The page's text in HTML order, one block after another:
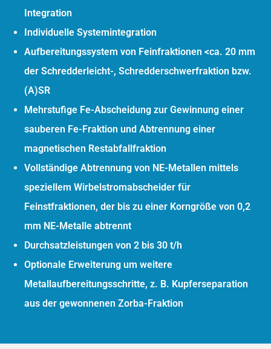
Integration
Individuelle Systemintegration
Aufbereitungssystem von Feinfraktionen <ca. 20 mm
der Schredderleicht-, Schredderschwerfraktion bzw.
(A)SR
Mehrstufige Fe-Abscheidung zur Gewinnung einer
sauberen Fe-Fraktion und Abtrennung einer
magnetischen Restabfallfraktion
Vollständige Abtrennung von NE-Metallen mittels
speziellem Wirbelstromabscheider für
Feinstfraktionen, der bis zu einer Korngröße von 0,2
mm NE-Metalle abtrennt
Durchsatzleistungen von 2 bis 30 t/h
Optionale Erweiterung um weitere
Metallaufbereitungsschritte, z. B. Kupferseparation
aus der gewonnenen Zorba-Fraktion